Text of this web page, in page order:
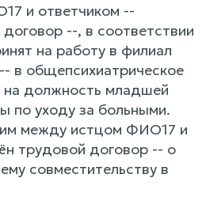
и ответчиком --
--, в соответствии
на работу в филиал
в общепсихиатрическое
на должность младшей
по уходу за больными.
между истцом ФИО17 и
трудовой договор -- о
совместительству в